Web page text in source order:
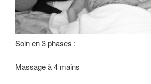
Soin en 3 phases :
Massage à 4 mains